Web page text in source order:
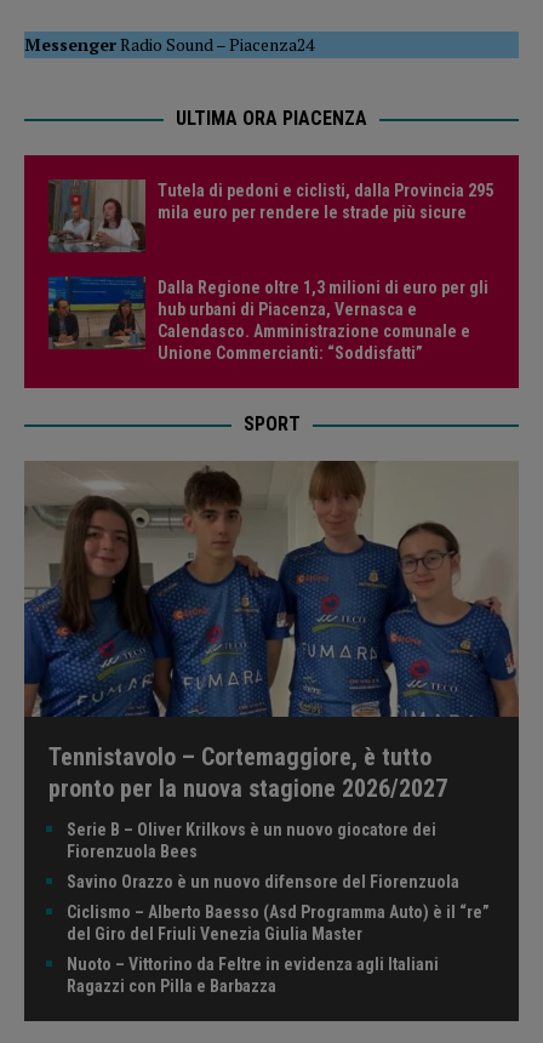
MessengerRadio Sound –Piacenza24
ULTIMA ORA PIACENZA
Tutela di pedoni e ciclisti, dalla Provincia 295
mila euro per rendere le strade più sicure
Dalla Regione oltre 1,3 milioni di euro per gli
hub urbani di Piacenza, Vernasca e
Calendasco. Amministrazione comunale e
Unione Commercianti: “Soddisfatti”
SPORT
Tennistavolo – Cortemaggiore, è tutto
pronto per la nuova stagione 2026/2027
Serie B – Oliver Krilkovs è un nuovo giocatore dei
Fiorenzuola Bees
Savino Orazzo è un nuovo difensore del Fiorenzuola
Ciclismo – Alberto Baesso (Asd Programma Auto) è il “re”
del Giro del Friuli Venezia Giulia Master
Nuoto – Vittorino da Feltre in evidenza agli Italiani
Ragazzi con Pilla e Barbazza